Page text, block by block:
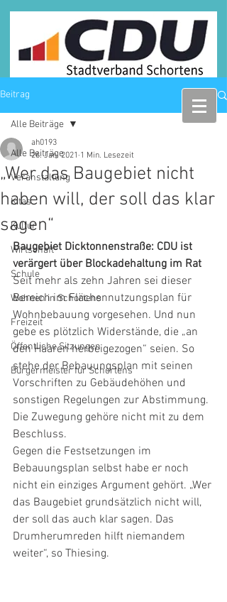
Beitrag
Alle Beiträge
Veranstaltung
Kitas
Kultur
Wirtschaft
Schule
Wohnen in Schortens
Freizeit
Öffentliche Sitzungen
Bürgermeister für Schortens
Alle Beiträge
„Wer das Baugebiet nicht
haben will, der soll das klar
sagen“
ah0193
26. Jan. 2021 1 Min. Lesezeit
Baugebiet Dicktonnenstraße: CDU ist
verärgert über Blockadehaltung im Rat
Seit mehr als zehn Jahren sei dieser
Bereich im Flächennutzungsplan für
Wohnbebauung vorgesehen. Und nun
gebe es plötzlich Widerstände, die „an
den Haaren herbeigezogen“ seien. So
stehe der Bebauungsplan mit seinen
Vorschriften zu Gebäudehöhen und
sonstigen Regelungen zur Abstimmung.
Die Zuwegung gehöre nicht mit zu dem
Beschluss.
Gegen die Festsetzungen im
Bebauungsplan selbst habe er noch
nicht ein einziges Argument gehört. „Wer
das Baugebiet grundsätzlich nicht will,
der soll das auch klar sagen. Das
Drumherumreden hilft niemandem
weiter“, so Thiesing.